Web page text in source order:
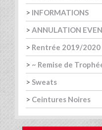
> INFORMATIONS
> ANNULATION
> Rentrée 2019/2020
> ~ Remise de
> Sweats
> Ceintures Noires